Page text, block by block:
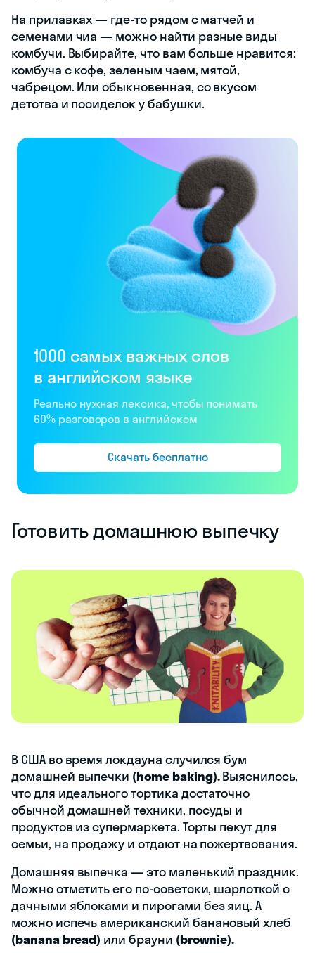
На прилавках — где-то рядом с матчей и
семенами чиа — можно найти разные виды
комбучи. Выбирайте, что вам больше нравится:
комбуча с кофе, зеленым чаем, мятой,
чабрецом. Или обыкновенная, со вкусом
детства и посиделок у бабушки.
1000 самых важных слов
в английском языке
Реально нужная лексика, чтобы понимать
60% разговоров в английском
Скачать бесплатно
Готовить домашнюю выпечку
В США во время локдауна случился бум
домашней выпечки (home baking).Выяснилось,
что для идеального тортика достаточно
обычной домашней техники, посуды и
продуктов из супермаркета. Торты пекут для
семьи, на продажу и отдают на пожертвования.
Домашняя выпечка — это маленький праздник.
Можно отметить его по-советски, шарлоткой с
дачными яблоками и пирогами без яиц. А
можно испечь американский банановый хлеб
(banana bread) или брауни (brownie).